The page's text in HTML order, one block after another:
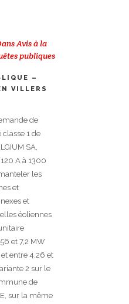
Avis à la
publiques
–
VILLERS
de
1 de
SA,
A à 1300
les
et
et
éoliennes
et 7,2 MW
entre 4,26 et
2 sur le
de
sur la même